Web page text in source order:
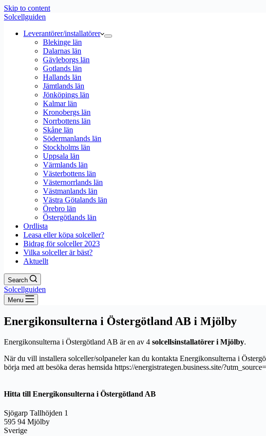
Skip to content
Solcellguiden
Leverantörer/installatörer
Blekinge län
Dalarnas län
Gävleborgs län
Gotlands län
Hallands län
Jämtlands län
Jönköpings län
Kalmar län
Kronobergs län
Norrbottens län
Skåne län
Södermanlands län
Stockholms län
Uppsala län
Värmlands län
Västerbottens län
Västernorrlands län
Västmanlands län
Västra Götalands län
Örebro län
Östergötlands län
Ordlista
Leasa eller köpa solceller?
Bidrag för solceller 2023
Vilka solceller är bäst?
Aktuellt
Search
Solcellguiden
Menu
Energikonsulterna i Östergötland AB i Mjölby
Energikonsulterna i Östergötland AB är en av 4 solcellsinstallatörer i Mjölby.
När du vill installera solceller/solpaneler kan du kontakta Energikonsulterna i
börja med att besöka deras hemsida https://energistrategen.business.site/
Hitta till Energikonsulterna i Östergötland AB
Sjögarp Tallhöjden 1
595 94 Mjölby
Sverige